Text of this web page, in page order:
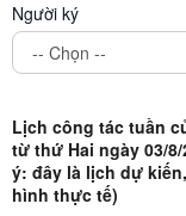
Người ký
Lịch công tác tuần
từ thứ Hai ngày 03/
ý: đây là lịch dự
hình thực tế)